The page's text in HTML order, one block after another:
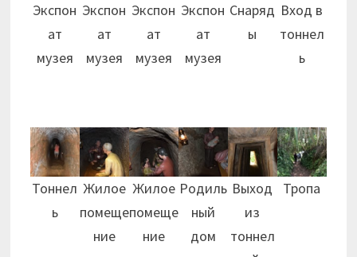
Экспон
ат
музея
Экспон
ат
музея
Экспон
ат
музея
Экспон
ат
музея
Снаряд
ы
Вход в
тоннел
ь
Тоннел
ь
Жилое
помеще
ние
Жилое
помеще
ние
Родиль
ный
дом
Выход
из
тоннел
Тропа